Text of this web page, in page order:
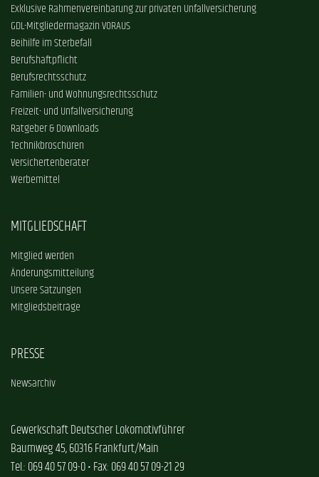
Exklusive Rahmenvereinbarung zur privaten Unfallversicherung
GDL-Mitgliedermagazin VORAUS
Beihilfe im Sterbefall
Berufshaftpflicht
Berufsrechtsschutz
Familien- und Wohnungsrechtsschutz
Freizeit- und Unfallversicherung
Ratgeber & Downloads
Technikbroschüren
Versichertenberater
Werbemittel
MITGLIEDSCHAFT
Mitglied werden
Änderungsmitteilung
Unsere Satzungen
Mitgliedsbeiträge
PRESSE
Newsarchiv
Gewerkschaft Deutscher Lokomotivführer
Baumweg 45, 60316 Frankfurt/Main
Tel.: 069 40 57 09-0 • Fax: 069 40 57 09-21 29